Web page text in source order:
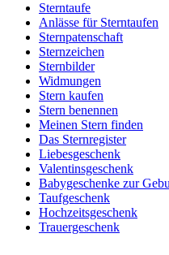
Sterntaufe
Anlässe für Sterntaufen
Sternpatenschaft
Sternzeichen
Sternbilder
Widmungen
Stern kaufen
Stern benennen
Meinen Stern finden
Das Sternregister
Liebesgeschenk
Valentinsgeschenk
Babygeschenke zur
Taufgeschenk
Hochzeitsgeschenk
Trauergeschenk